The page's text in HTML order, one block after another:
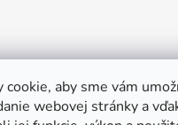
cookie, aby sme vám
webovej stránky a